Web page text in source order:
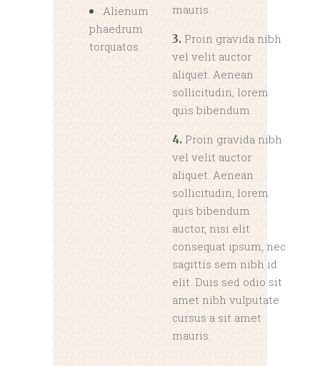
Alienum
phaedrum
torquatos
mauris.
3. Proin gravida nibh
vel velit auctor
aliquet. Aenean
sollicitudin, lorem
quis bibendum
4. Proin gravida nibh
vel velit auctor
aliquet. Aenean
sollicitudin, lorem
quis bibendum
auctor, nisi elit
consequat ipsum, nec
sagittis sem nibh id
elit. Duis sed odio sit
amet nibh vulputate
cursus a sit amet
mauris.